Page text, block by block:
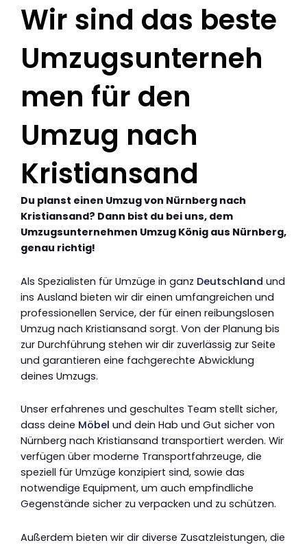
Wir sind das beste
Umzugsunterneh
men für den
Umzug nach
Kristiansand
Du planst einen Umzug von Nürnberg nach
Kristiansand? Dann bist du bei uns, dem
Umzugsunternehmen Umzug König aus Nürnberg,
genau richtig!
Als Spezialisten für Umzüge in ganz Deutschland und
ins Ausland bieten wir dir einen umfangreichen und
professionellen Service, der für einen reibungslosen
Umzug nach Kristiansand sorgt. Von der Planung bis
zur Durchführung stehen wir dir zuverlässig zur Seite
und garantieren eine fachgerechte Abwicklung
deines Umzugs.
Unser erfahrenes und geschultes Team stellt sicher,
dass deine Möbel und dein Hab und Gut sicher von
Nürnberg nach Kristiansand transportiert werden. Wir
verfügen über moderne Transportfahrzeuge, die
speziell für Umzüge konzipiert sind, sowie das
notwendige Equipment, um auch empfindliche
Gegenstände sicher zu verpacken und zu schützen.
Außerdem bieten wir dir diverse Zusatzleistungen, die